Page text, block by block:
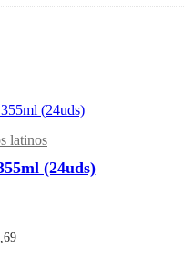
latinos
(24uds)